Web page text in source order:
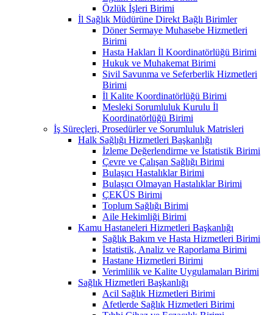
Özlük İşleri Birimi
İl Sağlık Müdürüne Direkt Bağlı Birimler
Döner Sermaye Muhasebe Hizmetleri
Birimi
Hasta Hakları İl Koordinatörlüğü Birimi
Hukuk ve Muhakemat Birimi
Sivil Savunma ve Seferberlik Hizmetleri
Birimi
İl Kalite Koordinatörlüğü Birimi
Mesleki Sorumluluk Kurulu İl
Koordinatörlüğü Birimi
İş Süreçleri, Prosedürler ve Sorumluluk Matrisleri
Halk Sağlığı Hizmetleri Başkanlığı
İzleme Değerlendirme ve İstatistik Birimi
Çevre ve Çalışan Sağlığı Birimi
Bulaşıcı Hastalıklar Birimi
Bulaşıcı Olmayan Hastalıklar Birimi
ÇEKÜS Birimi
Toplum Sağlığı Birimi
Aile Hekimliği Birimi
Kamu Hastaneleri Hizmetleri Başkanlığı
Sağlık Bakım ve Hasta Hizmetleri Birimi
İstatistik, Analiz ve Raporlama Birimi
Hastane Hizmetleri Birimi
Verimlilik ve Kalite Uygulamaları Birimi
Sağlık Hizmetleri Başkanlığı
Acil Sağlık Hizmetleri Birimi
Afetlerde Sağlık Hizmetleri Birimi